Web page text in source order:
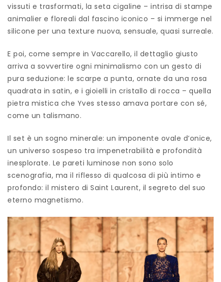
vissuti e trasformati, la seta cigaline – intrisa di stampe
animalier e floreali dal fascino iconico – si immerge nel
silicone per una texture nuova, sensuale, quasi surreale.
E poi, come sempre in Vaccarello, il dettaglio giusto
arriva a sovvertire ogni minimalismo con un gesto di
pura seduzione: le scarpe a punta, ornate da una rosa
quadrata in satin, e i gioielli in cristallo di rocca – quella
pietra mistica che Yves stesso amava portare con sé,
come un talismano.
Il set è un sogno minerale: un imponente ovale d’onice,
un universo sospeso tra impenetrabilità e profondità
inesplorate. Le pareti luminose non sono solo
scenografia, ma il riflesso di qualcosa di più intimo e
profondo: il mistero di Saint Laurent, il segreto del suo
eterno magnetismo.